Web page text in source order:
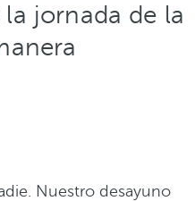
jornada de la
Nuestro desayuno